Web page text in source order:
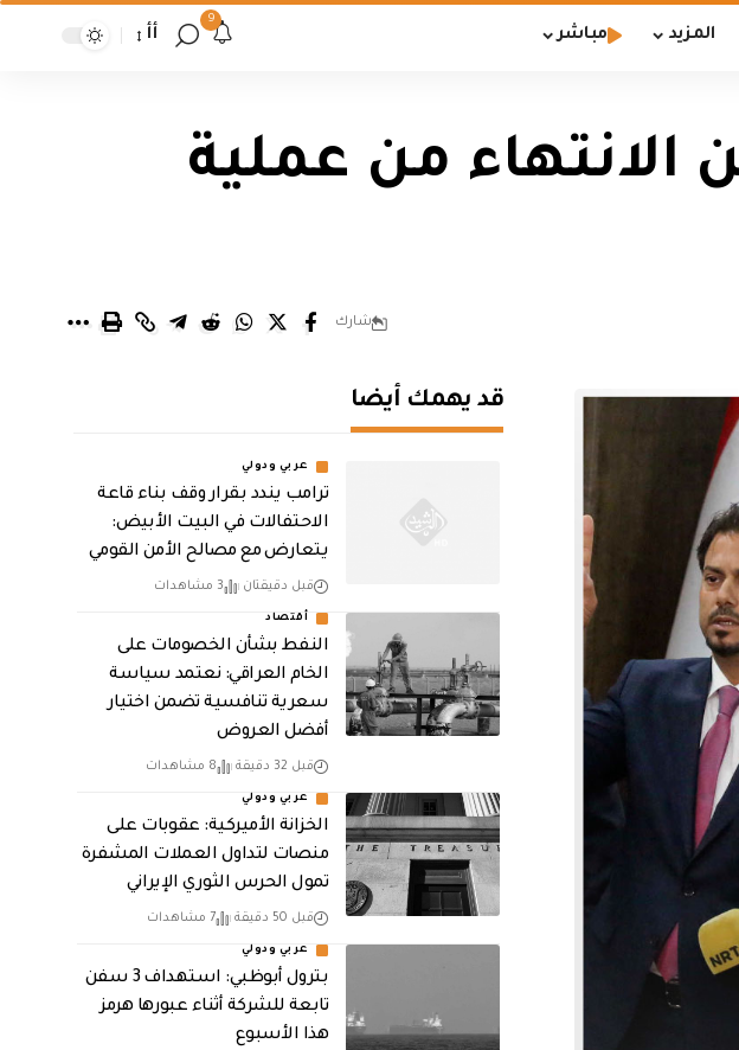
المزيد مباشر
9
أأ
من عملية
شارك
قد يهمك أيضا
عربي ودولي
ترامب يندد بقرار وقف بناء قاعة
الاحتفالات في البيت الأبيض:
يتعارض مع مصالح الأمن القومي
قبل دقيقتان 3 مشاهدات
أقتصاد
النفط بشأن الخصومات على
الخام العراقي: نعتمد سياسة
سعرية تنافسية تضمن اختيار
أفضل العروض
قبل 32 دقيقة 8 مشاهدات
عربي ودولي
الخزانة الأميركية: عقوبات على
منصات لتداول العملات المشفرة
تمول الحرس الثوري الإيراني
قبل 50 دقيقة 7 مشاهدات
عربي ودولي
بترول أبوظبي: استهداف 3 سفن
تابعة للشركة أثناء عبورها هرمز
هذا الأسبوع